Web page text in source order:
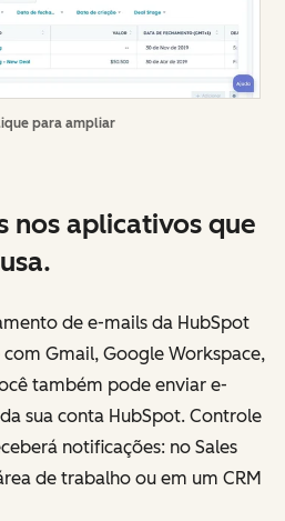
para ampliar
nos aplicativos que
de e-mails da HubSpot
Gmail, Google Workspace,
também pode enviar e-
sua conta HubSpot. Controle
notificações: no Sales
de trabalho ou em um CRM